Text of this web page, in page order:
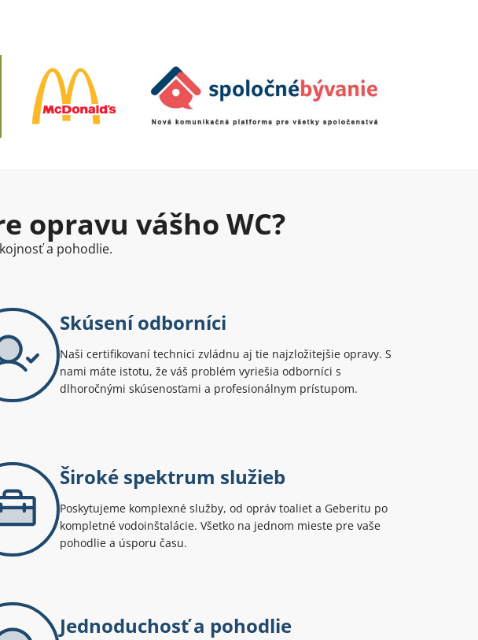
opravu vášho WC?
a pohodlie.
Skúsení odborníci
Naši certifikovaní technici zvládnu aj tie najzložitejšie opravy. S
nami máte istotu, že váš problém vyriešia odborníci s
dlhoročnými skúsenosťami a profesionálnym prístupom.
Široké spektrum služieb
Poskytujeme komplexné služby, od opráv toaliet a Geberitu po
kompletné vodoinštalácie. Všetko na jednom mieste pre vaše
pohodlie a úsporu času.
Jednoduchosť a pohodlie